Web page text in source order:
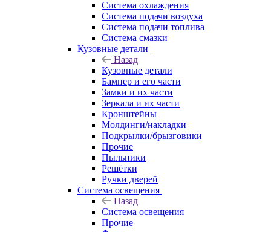
Система охлаждения
Система подачи воздуха
Система подачи топлива
Система смазки
Кузовные детали
Назад
Кузовные детали
Бампер и его части
Замки и их части
Зеркала и их части
Кронштейны
Молдинги/накладки
Подкрылки/брызговики
Прочие
Пыльники
Решётки
Ручки дверей
Система освещения
Назад
Система освещения
Прочие